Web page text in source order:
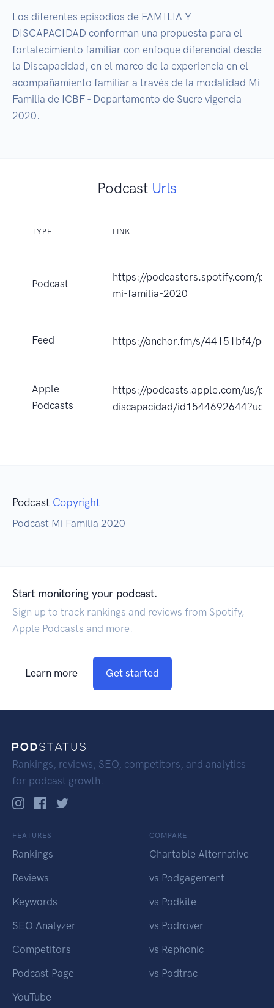
Los diferentes episodios de FAMILIA Y
DISCAPACIDAD conforman una propuesta para el
fortalecimiento familiar con enfoque diferencial desde
la Discapacidad, en el marco de la experiencia en el
acompañamiento familiar a través de la modalidad Mi
Familia de ICBF - Departamento de Sucre vigencia
2020.
Podcast Urls
TYPE LINK
Podcast
https://podcasters.spotify.com/
mi-familia-2020
Feed https://anchor.fm/s/44151bf4/
Apple
Podcasts
https://podcasts.apple.com/us/
discapacidad/
Podcast Copyright
Podcast Mi Familia 2020
Start monitoring your podcast.
Sign up to track rankings and reviews from Spotify,
Apple Podcasts and more.
Learn more Get started
Rankings, reviews, SEO, competitors, and analytics
for podcast growth.
FEATURES
Rankings
Reviews
Keywords
SEO Analyzer
Competitors
Podcast Page
YouTube
COMPARE
Chartable Alternative
vs Podgagement
vs Podkite
vs Podrover
vs Rephonic
vs Podtrac